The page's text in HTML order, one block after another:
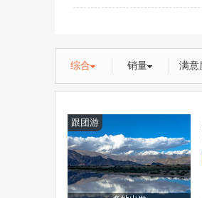
成都+稻城+四姑娘山
综合 销量 满意
跟团游